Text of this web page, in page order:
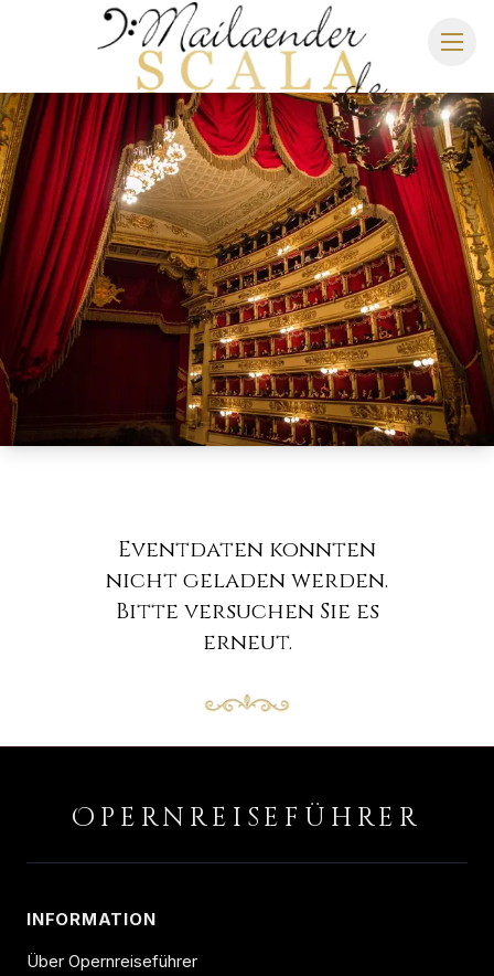
MAILÄNDER SCALA
SPIELPLAN 2026/2027
SITZPLAN HOTELS
Eventdaten konnten
nicht geladen werden.
Bitte versuchen Sie es
erneut.
O PERNREISEFÜHRER
INFORMATION
Über Opernreiseführer